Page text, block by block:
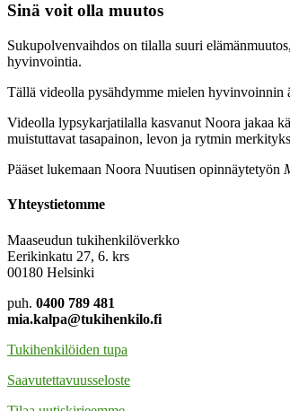
Sinä voit olla muutos
Sukupolvenvaihdos on tilalla suuri
hyvinvointia.
Tällä videolla pysähdymme mielen hyvinvoinnin
Videolla lypsykarjatilalla kasvanut Noora jakaa
muistuttavat tasapainon, levon ja rytmin
Pääset lukemaan Noora Nuutisen opinnäytetyön
Yhteystietomme
Maaseudun tukihenkilöverkko
Eerikinkatu 27, 6. krs
00180 Helsinki
puh. 0400 789 481
mia.kalpa@tukihenkilo.fi
Tukihenkilöiden tupa
Saavutettavuusseloste